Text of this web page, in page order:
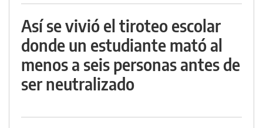
Así se vivió el tiroteo escolar
donde un estudiante mató al
menos a seis personas antes de
ser neutralizado